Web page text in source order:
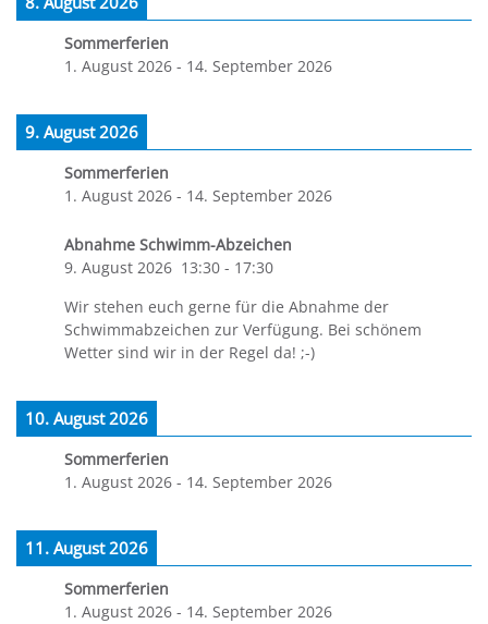
Sommerferien
1. August 2026 - 14. September 2026
9. August 2026
Sommerferien
1. August 2026 - 14. September 2026
Abnahme Schwimm-Abzeichen
9. August 2026 13:30 - 17:30
Wir stehen euch gerne für die Abnahme der
Schwimmabzeichen zur Verfügung. Bei schönem
Wetter sind wir in der Regel da! ;-)
10. August 2026
Sommerferien
1. August 2026 - 14. September 2026
11. August 2026
Sommerferien
1. August 2026 - 14. September 2026